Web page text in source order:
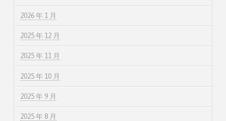
2026 年 1 月
2025 年 12 月
2025 年 11 月
2025 年 10 月
2025 年 9 月
2025 年 8 月